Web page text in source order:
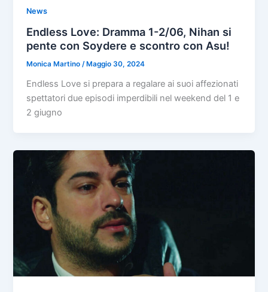
News
Endless Love: Dramma 1-2/06, Nihan si
pente con Soydere e scontro con Asu!
Monica Martino/ Maggio 30, 2024
Endless Love si prepara a regalare ai suoi affezionati
spettatori due episodi imperdibili nel weekend del 1 e
2 giugno